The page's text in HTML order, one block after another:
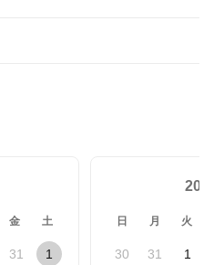
金 土
31 1
日 月 火
30 31 1